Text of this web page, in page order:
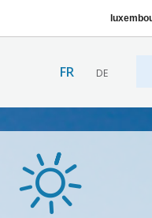
FR DE